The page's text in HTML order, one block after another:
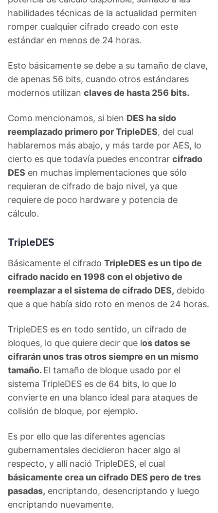
habilidades técnicas de la actualidad permiten
romper cualquier cifrado creado con este
estándar en menos de 24 horas.
Esto básicamente se debe a su tamaño de clave,
de apenas 56 bits, cuando otros estándares
modernos utilizan claves de hasta 256 bits.
Como mencionamos, si bien DES ha sido
reemplazado primero por TripleDES, del cual
hablaremos más abajo, y más tarde por AES, lo
cierto es que todavía puedes encontrar cifrado
DES en muchas implementaciones que sólo
requieran de cifrado de bajo nivel, ya que
requiere de poco hardware y potencia de
cálculo.
TripleDES
Básicamente el cifrado TripleDES es un tipo de
cifrado nacido en 1998 con el objetivo de
reemplazar a el sistema de cifrado DES, debido
que a que había sido roto en menos de 24 horas.
TripleDES es en todo sentido, un cifrado de
bloques, lo que quiere decir que los datos se
cifrarán unos tras otros siempre en un mismo
tamaño. El tamaño de bloque usado por el
sistema TripleDES es de 64 bits, lo que lo
convierte en una blanco ideal para ataques de
colisión de bloque, por ejemplo.
Es por ello que las diferentes agencias
gubernamentales decidieron hacer algo al
respecto, y allí nació TripleDES, el cual
básicamente crea un cifrado DES pero de tres
pasadas, encriptando, desencriptando y luego
encriptando nuevamente.